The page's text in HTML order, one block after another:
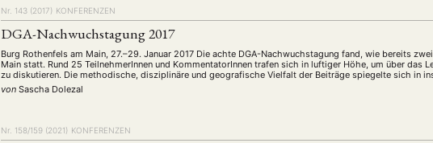
Nr. 143 (2017) KONFERENZEN
DGA-Nachwuchstagung 2017
Burg Rothenfels am Main, 27.–29. Januar 2017 Die achte DGA-Nachwuchstagung fand, wie bereits
Main statt. Rund 25 TeilnehmerInnen und KommentatorInnen trafen sich in luftiger Höhe, um über das
zu diskutieren. Die methodische, disziplinäre und geografische Vielfalt der Beiträge spiegelte sich in
von Sascha Dolezal
Nr. 158/159 (2021) KONFERENZEN